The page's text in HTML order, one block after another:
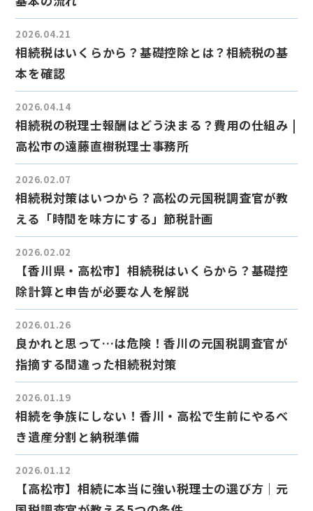
2026.04.21
相続税はいくらから？基礎控除とは？相続税の基
本を確認
2026.04.14
相続税の税理士報酬はどう決まる？費用の仕組み |
高松市の遠藤直樹税理士事務所
2026.02.07
相続税対策はいつから？高松の元国税調査官が教
える「時間を味方にする」節税計画
2026.02.02
【香川県・高松市】相続税はいくらから？基礎控
除計算と申告が必要な人を解説
2026.01.26
良かれと思って…は危険！香川の元国税調査官が
指摘する間違った相続税対策
2026.01.19
相続を争族にしない！香川・高松で生前にやるべ
き遺産分割と納税準備
2026.01.12
【高松市】相続に本当に強い税理士の選び方｜元